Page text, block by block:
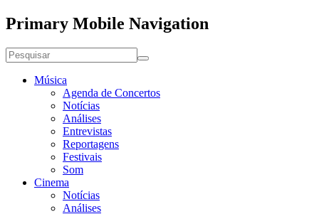
Primary Mobile Navigation
Música
Agenda de Concertos
Notícias
Análises
Entrevistas
Reportagens
Festivais
Som
Cinema
Notícias
Análises